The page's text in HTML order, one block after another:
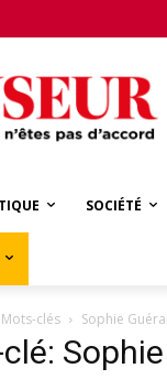
SOCIÉTÉ
Mots-clés Sophie